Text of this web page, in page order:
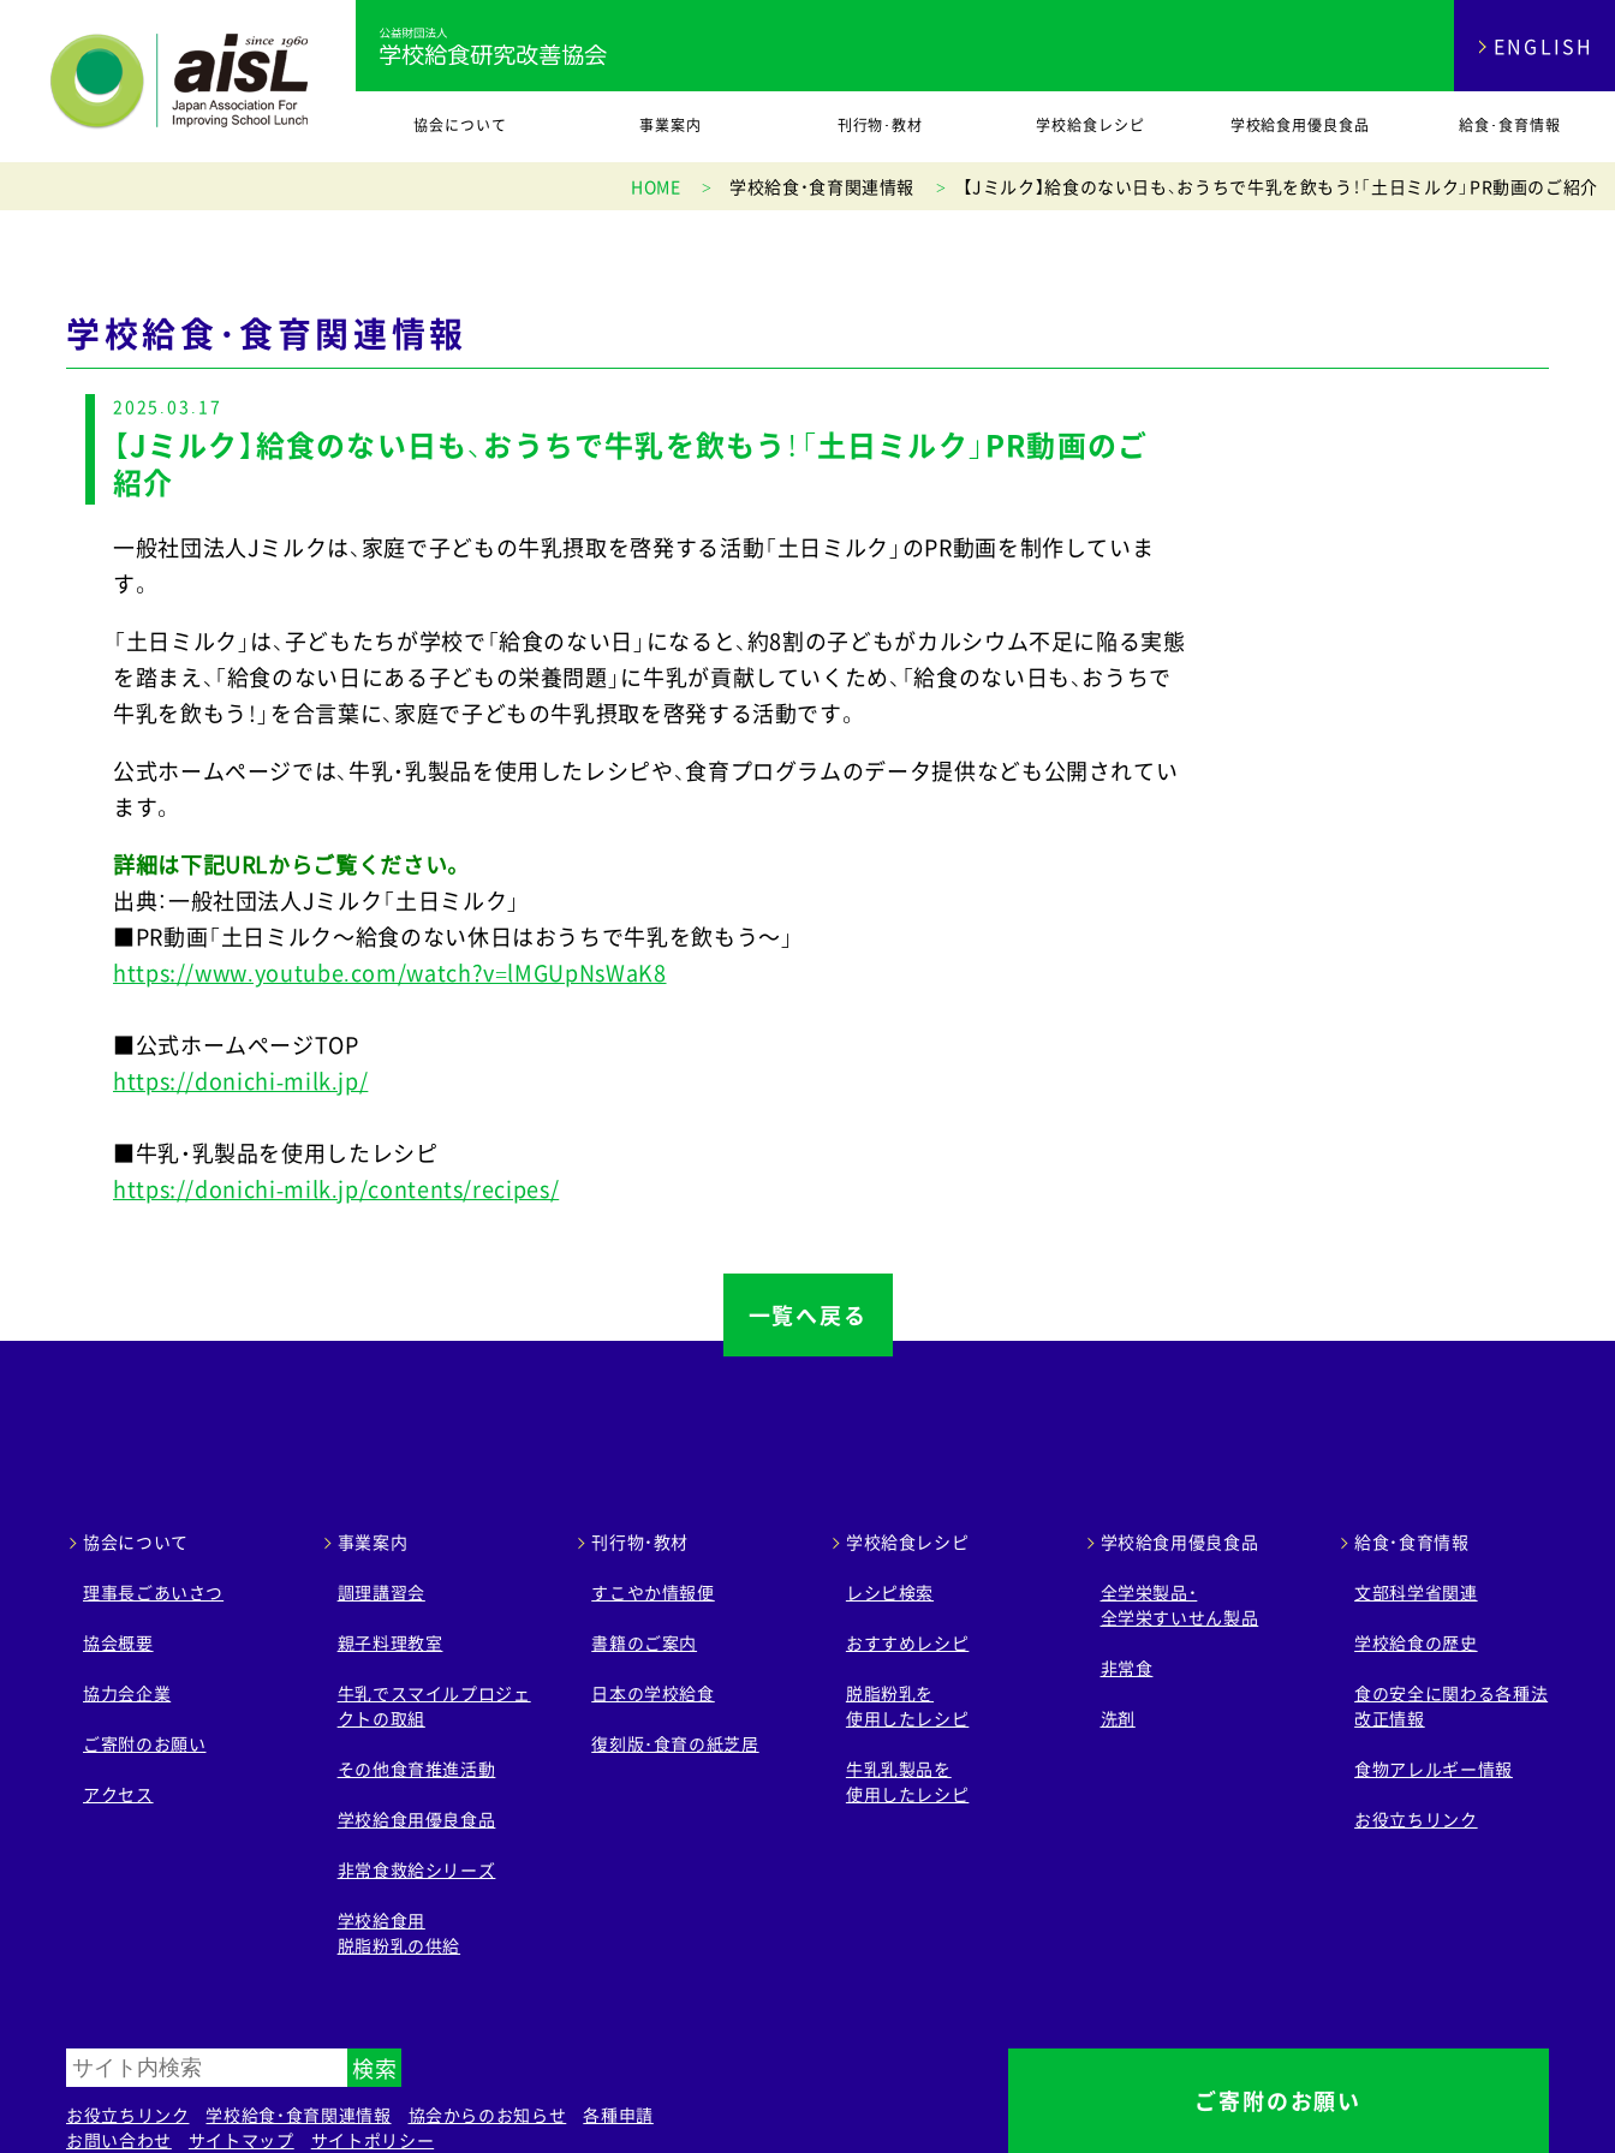
協会について 事業案内 刊行物･教材 学校給食レシピ 学校給食用優良食品 給食･食育情報
ENGLISH
HOME 学校給食・食育関連情報 【Jミルク】給食のない日も、おうちで牛乳を飲もう！「土日ミルク」PR動画のご紹介
学校給食・食育関連情報
2025.03.17
【Jミルク】給食のない日も、おうちで牛乳を飲もう！「土日ミルク」PR動画のご
紹介
一般社団法人Jミルクは、家庭で子どもの牛乳摂取を啓発する活動「土日ミルク」のPR動画を制作していま
す。
「土日ミルク」は、子どもたちが学校で「給食のない日」になると、約8割の子どもがカルシウム不足に陥る実態
を踏まえ、「給食のない日にある子どもの栄養問題」に牛乳が貢献していくため、「給食のない日も、おうちで
牛乳を飲もう！」を合言葉に、家庭で子どもの牛乳摂取を啓発する活動です。
公式ホームページでは、牛乳・乳製品を使用したレシピや、食育プログラムのデータ提供なども公開されてい
ます。
詳細は下記URLからご覧ください。
出典：一般社団法人Jミルク「土日ミルク」
■PR動画「土日ミルク～給食のない休日はおうちで牛乳を飲もう～」
https://www.youtube.com/watch?v=lMGUpNsWaK8
■公式ホームページTOP
https://donichi-milk.jp/
■牛乳・乳製品を使用したレシピ
https://donichi-milk.jp/contents/recipes/
一覧へ戻る
協会について
理事長ごあいさつ
協会概要
協力会企業
ご寄附のお願い
アクセス
事業案内
調理講習会
親子料理教室
牛乳でスマイルプロジェ
クトの取組
その他食育推進活動
学校給食用優良食品
非常食救給シリーズ
学校給食用
脱脂粉乳の供給
刊行物・教材
すこやか情報便
書籍のご案内
日本の学校給食
復刻版･食育の紙芝居
学校給食レシピ
レシピ検索
おすすめレシピ
脱脂粉乳を
使用したレシピ
牛乳乳製品を
使用したレシピ
学校給食用優良食品
全学栄製品・
全学栄すいせん製品
非常食
洗剤
給食・食育情報
文部科学省関連
学校給食の歴史
食の安全に関わる各種法
改正情報
食物アレルギー情報
お役立ちリンク
検索
お役立ちリンク 学校給食・食育関連情報 協会からのお知らせ
各種申請
お問い合わせ
サイトマップ サイトポリシー
ご寄附のお願い